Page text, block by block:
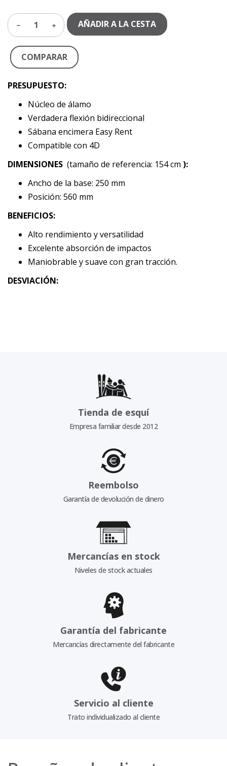
1 AÑADIR A LA CESTA
COMPARAR
PRESUPUESTO:
Núcleo de álamo
Verdadera flexión bidireccional
Sábana encimera Easy Rent
Compatible con 4D
DIMENSIONES (tamaño de referencia: 154 cm ):
Ancho de la base: 250 mm
Posición: 560 mm
BENEFICIOS:
Alto rendimiento y versatilidad
Excelente absorción de impactos
Maniobrable y suave con gran tracción.
DESVIACIÓN:
Tienda de esquí
Empresa familiar desde 2012
Reembolso
Garantía de devolución de dinero
Mercancías en stock
Niveles de stock actuales
Garantía del fabricante
Mercancías directamente del fabricante
Servicio al cliente
Trato individualizado al cliente